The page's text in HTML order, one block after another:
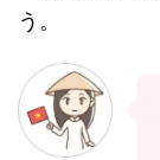
う。